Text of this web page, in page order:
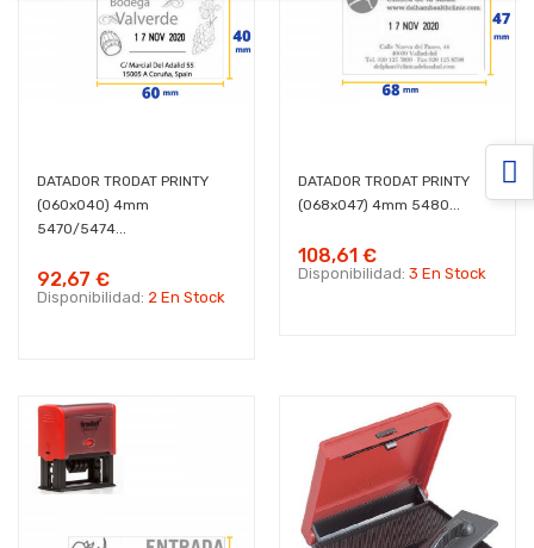
DATADOR TRODAT PRINTY
(060x040) 4mm
5470/5474...
92,67 €
Disponibilidad: 2 En Stock
DATADOR TRODAT PRINTY
(068x047) 4mm 5480...
108,61 €
Disponibilidad: 3 En Stock